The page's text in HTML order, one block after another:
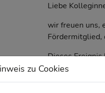
Liebe
wir freuen uns,
Fördermitglied,
Dieses
Unternehmen
und
zu Cookies